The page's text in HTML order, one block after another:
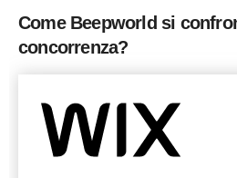
Come Beepworld si
concorrenza?